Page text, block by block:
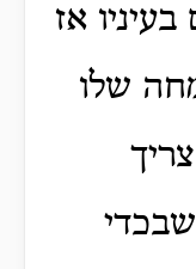
אז
שלו